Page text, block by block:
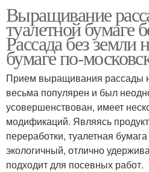
Выращивание
туалетной бумаге
Рассада без земли
бумаге по-
Прием выращивания рассады
весьма популярен и был
усовершенствован, имеет
модификаций. Являясь
переработки, туалетная
экологичный, отлично
подходит для посевных работ.